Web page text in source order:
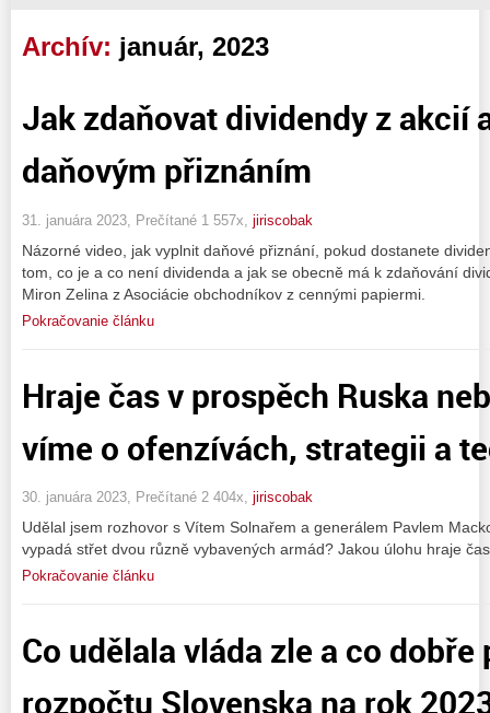
Archív: január, 2023
Jak zdaňovat dividendy z akcií
daňovým přiznáním
31. januára 2023, Prečítané 1 557x, jiriscobak
Názorné video, jak vyplnit daňové přiznání, pokud dostanete
tom, co je a co není dividenda a jak se obecně má k zdaňování
Miron Zelina z Asociácie obchodníkov z cennými papiermi.
Pokračovanie článku
Hraje čas v prospěch Ruska
víme o ofenzívách, strategii a
30. januára 2023, Prečítané 2 404x, jiriscobak
Udělal jsem rozhovor s Vítem Solnařem a generálem Pavlem
vypadá střet dvou různě vybavených armád? Jakou úlohu hraje
Pokračovanie článku
Co udělala vláda zle a co
rozpočtu Slovenska na rok